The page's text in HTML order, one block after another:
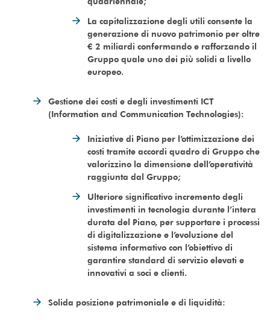
La capitalizzazione degli utili consente la
generazione di nuovo patrimonio per oltre
€ 2 miliardi confermando e rafforzando il
Gruppo quale uno dei più solidi a livello
europeo.
Gestione dei costi e degli investimenti ICT
(Information and Communication Technologies):
Iniziative di Piano per l’ottimizzazione dei
costi tramite accordi quadro di Gruppo che
valorizzino la dimensione dell’operatività
raggiunta dal Gruppo;
Ulteriore significativo incremento degli
investimenti in tecnologia durante l’intera
durata del Piano, per supportare i processi
di digitalizzazione e l’evoluzione del
sistema informativo con l’obiettivo di
garantire standard di servizio elevati e
innovativi a soci e clienti.
Solida posizione patrimoniale e di liquidità: